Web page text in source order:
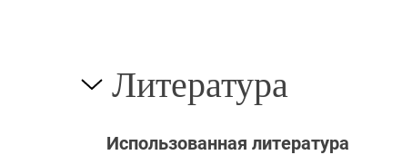
Литература
Использованная литература